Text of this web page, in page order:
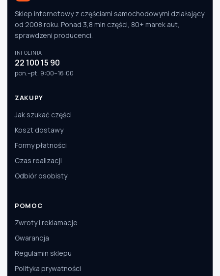
Sklep internetowy z częściami samochodowymi działający
od 2008 roku. Ponad 3,8 mln części, 80+ marek aut,
sprawdzeni producenci.
INFOLINIA
22 100 15 90
pon.–pt. 9:00–16:00
ZAKUPY
Jak szukać części
Koszt dostawy
Formy płatności
Czas realizacji
Odbiór osobisty
POMOC
Zwroty i reklamacje
Gwarancja
Regulamin sklepu
Polityka prywatności